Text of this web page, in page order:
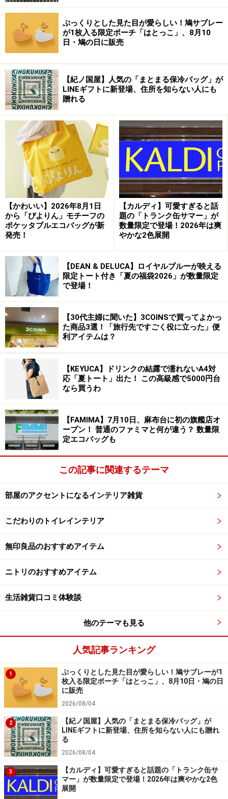
【編集部おすすめの購入サイト】
楽天市場で生活雑貨をチェック！
ぷっくりとした見た目が愛らしい！鳩サブレー
が1枚入る限定ポーチ「はとっこ」、8月10
日・鳩の日に販売
【紀ノ国屋】人気の「まとまる保冷バッグ」が
LINEギフトに新登場、住所を知らない人にも
贈れる
【かわいい】2026年8月1日
から「ぴよりん」モチーフの
ポケッタブルエコバッグが新
発売！
【カルディ】可愛すぎると話
題の「トランク缶サマー」が
数量限定で登場！2026年は爽
やかな2色展開
【DEAN & DELUCA】ロイヤルブルーが映える
限定トート付き「夏の福袋2026」が数量限定
で登場！
【30代主婦に聞いた】3COINSで買ってよかっ
た商品3選！「旅行先ですごく役に立った」便
利アイテムは？
【KEYUCA】ドリンクの結露で濡れないA4対
応「夏トート」出た！ この高級感で5000円台
なら買うわ
【FAMIMA】7月10日、麻布台に初の旗艦店オ
ープン！ 普通のファミマと何が違う？ 数量限
定エコバッグも
この記事に関連するテーマ
部屋のアクセントになるインテリア雑貨
こだわりのトイレインテリア
無印良品のおすすめアイテム
ニトリのおすすめアイテム
生活雑貨口コミ体験談
他のテーマも見る
人気記事ランキング
1
ぷっくりとした見た目が愛らしい！鳩サブレーが1
枚入る限定ポーチ「はとっこ」、8月10日・鳩の日
に販売
2026/08/04
2
【紀ノ国屋】人気の「まとまる保冷バッグ」が
LINEギフトに新登場、住所を知らない人にも贈れ
る
2026/08/04
3
【カルディ】可愛すぎると話題の「トランク缶サ
マー」が数量限定で登場！2026年は爽やかな2色
展開